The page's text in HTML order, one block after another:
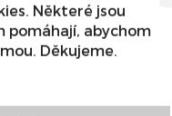
Některé jsou
pomáhají, abychom
Děkujeme.